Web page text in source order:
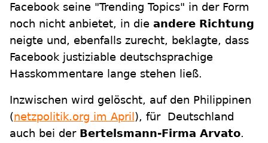
Facebook seine "Trending Topics" in der Form
noch nicht anbietet, in die andere Richtung
neigte und, ebenfalls zurecht, beklagte, dass
Facebook justiziable deutschsprachige
Hasskommentare lange stehen ließ.
Inzwischen wird gelöscht, auf den Philippinen
(netzpolitik.org im April ), für Deutschland
auch bei der Bertelsmann-Firma Arvato.